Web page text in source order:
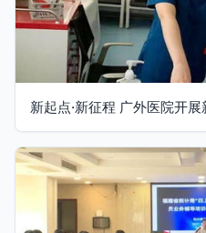
新起点·新征程 广外医院开